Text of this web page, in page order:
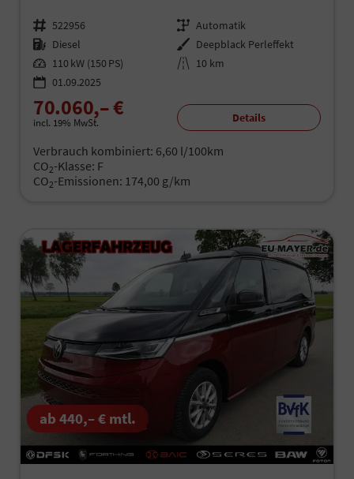
Fahrzeugnr. 522956 Getriebe Automatik
Kraftstoff Diesel Außenfarbe Deepblack Perleffekt
Leistung 110 kW (150 PS) Kilometerstand 10 km
01.09.2025
70.060,– €
incl. 19% MwSt. Details
Verbrauch kombiniert: 6,60 l/100km
CO2-Klasse: F
CO2-Emissionen: 174,00 g/km
ab 440,– € mtl.